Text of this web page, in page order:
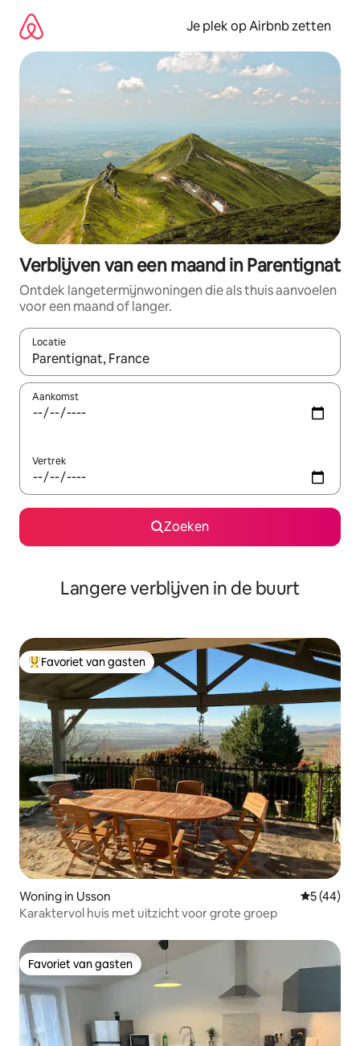
direct
naar
inhoud
Je plek op Airbnb zetten
Verblijven van een maand in Parentignat
Ontdek langetermijnwoningen die als thuis aanvoelen
voor een maand of langer.
Locatie
Wanneer er resultaten beschikbaar zijn, maak je een keuze
Aankomst
Vertrek
Zoeken
Langere verblijven in de buurt
Topfavoriet van gasten
Favoriet van gasten
Woning in Usson
5 (44)
Karaktervol huis met uitzicht voor grote groep
Favoriet van gasten
Favoriet van gasten